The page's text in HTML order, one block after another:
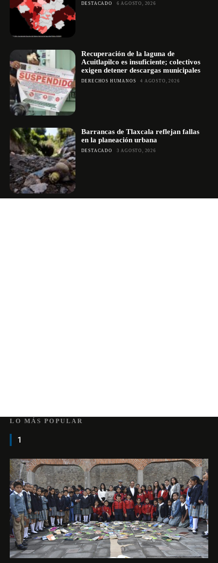
DESTACADO 6 AGOSTO, 2026
Recuperación de la laguna de
Acuitlapilco es insuficiente; colectivos
exigen detener descargas municipales
DERECHOS HUMANOS 4 AGOSTO, 2026
Barrancas de Tlaxcala reflejan fallas
en la planeación urbana
DESTACADO 3 AGOSTO, 2026
LO MÁS POPULAR
1